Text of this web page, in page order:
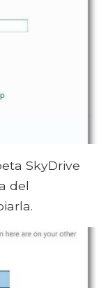
SkyDrive
del